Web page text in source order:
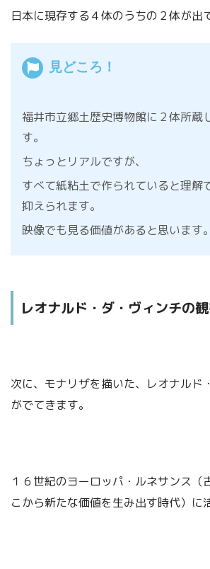
日本に現存する４体のうちの２体が出
見どころ！
福井市立郷土歴史博物館に２体所蔵
す。
ちょっとリアルですが、
すべて紙粘土で作られていると理解
抑えられます。
映像でも見る価値があると思います。
レオナルド・ダ・ヴィンチの
次に、モナリザを描いた、レオナルド
がでてきます。
１６世紀のヨーロッパ・ルネサンス（
こから新たな価値を生み出す時代）に